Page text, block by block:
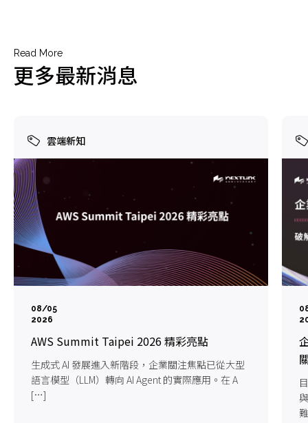
Read More
更多最新消息
雲端新知
08/05
2026
AWS Summit Taipei 2026 精彩亮點
生成式 AI 發展進入新階段，企業關注焦點已從大型
語言模型（LLM）轉向 AI Agent 的實際應用。在 A
[…]